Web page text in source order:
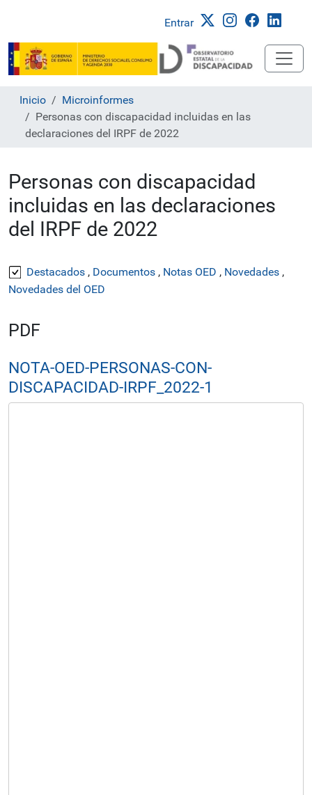
Entrar
Inicio
Microinformes
Personas con discapacidad incluidas en las
declaraciones del IRPF de 2022
Personas con discapacidad
incluidas en las declaraciones
del IRPF de 2022
Destacados , Documentos , Notas OED , Novedades ,
Novedades del OED
PDF
NOTA-OED-PERSONAS-CON-
DISCAPACIDAD-IRPF_2022-1